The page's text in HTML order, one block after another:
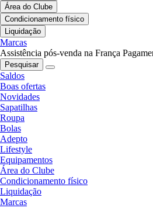
Área do Clube
Condicionamento físico
Liquidação
Marcas
Assistência pós-venda na França
Pesquisar
Saldos
Boas ofertas
Novidades
Sapatilhas
Roupa
Bolas
Adepto
Lifestyle
Equipamentos
Área do Clube
Condicionamento físico
Liquidação
Marcas